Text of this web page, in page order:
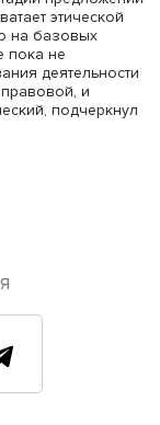
2022
какие решения
Вышки.
что напрямую